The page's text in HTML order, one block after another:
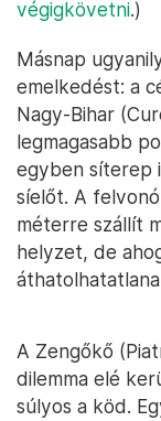
végigkövetni.)
Másnap
emelkedést: a
Nagy-Bihar
legmagasabb
egyben síterep
síelőt. A
méterre szállít
helyzet, de
A Zengőkő
dilemma elé
súlyos a köd.